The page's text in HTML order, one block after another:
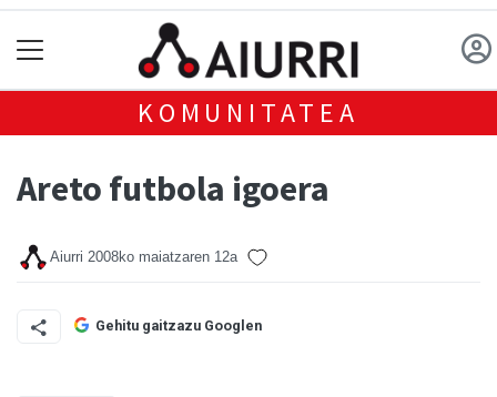
KOMUNITATEA
Areto futbola igoera
Aiurri 2008ko maiatzaren 12a
Gehitu gaitzazu Googlen